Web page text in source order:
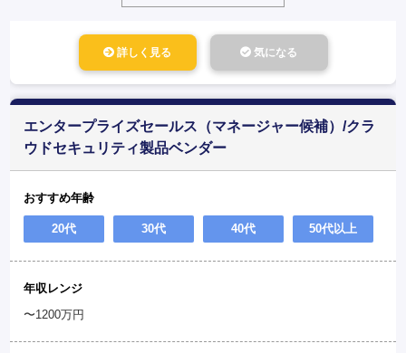
詳しく見る 気になる
エンタープライズセールス（マネージャー候補）/クラ
ウドセキュリティ製品ベンダー
おすすめ年齢
20代 30代 40代 50代以上
年収レンジ
〜1200万円